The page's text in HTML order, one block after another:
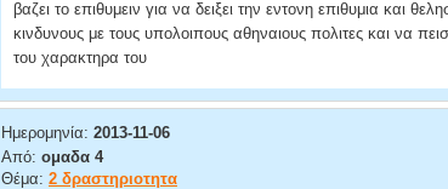
βαζει το επιθυμειν για να δειξει την εντονη επιθυμια και
κινδυνους με τους υπολοιπους αθηναιους πολιτες και να
του χαρακτηρα του
Ημερομηνία: 2013-11-06
Από: ομαδα 4
Θέμα: 2 δραστηριοτητα